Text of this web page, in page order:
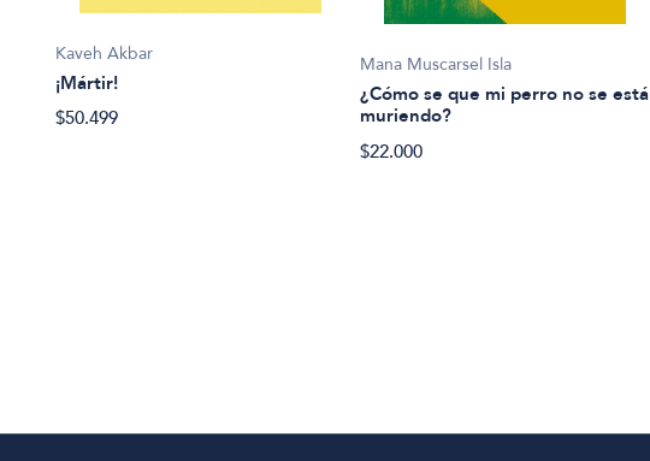
Kaveh Akbar
¡Mártir!
$50.499
Mana Muscarsel Isla
¿Cómo se que mi perro no se está
muriendo?
$22.000